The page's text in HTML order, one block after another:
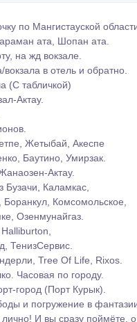
по Мангистауской области.
ата, Шопан ата.